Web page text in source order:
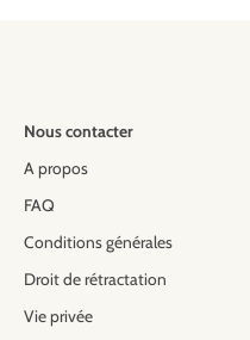
Nous contacter
A propos
FAQ
Conditions générales
Droit de rétractation
Vie privée